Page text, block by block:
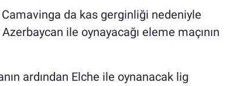
da kas gerginliği nedeniyle
ile oynayacağı eleme maçının
ardından Elche ile oynanacak lig